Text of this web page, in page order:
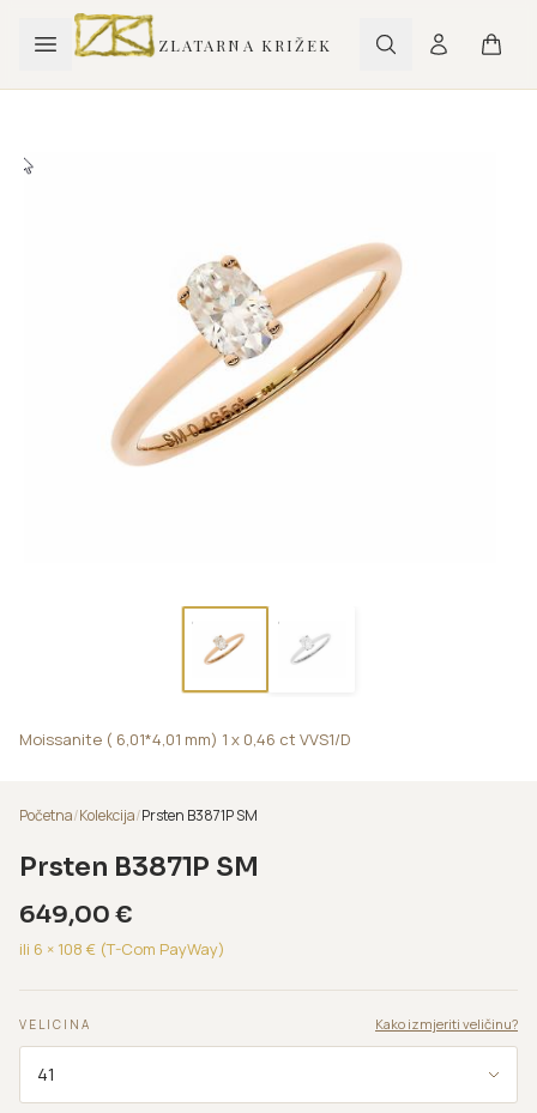
ZLATARNA KRIŽEK
Moissanite ( 6,01*4,01 mm) 1 x 0,46 ct VVS1/D
Početna/Kolekcija/Prsten B3871P SM
Prsten B3871P SM
649,00 €
ili 6 × 108 € (T-Com PayWay)
VELICINA Kako izmjeriti veličinu?